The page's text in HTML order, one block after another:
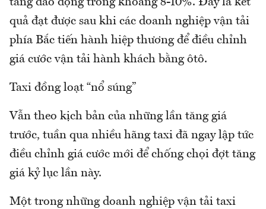
tăng dao động trong khoảng 8-10%. Đây là kết
quả đạt được sau khi các doanh nghiệp vận tải
phía Bắc tiến hành hiệp thương để điều chỉnh
giá cước vận tải hành khách bằng ôtô.
Taxi đồng loạt “nổ súng”
Vẫn theo kịch bản của những lần tăng giá
trước, tuần qua nhiều hãng taxi đã ngay lập tức
điều chỉnh giá cước mới để chống chọi đợt tăng
giá kỷ lục lần này.
Một trong những doanh nghiệp vận tải taxi